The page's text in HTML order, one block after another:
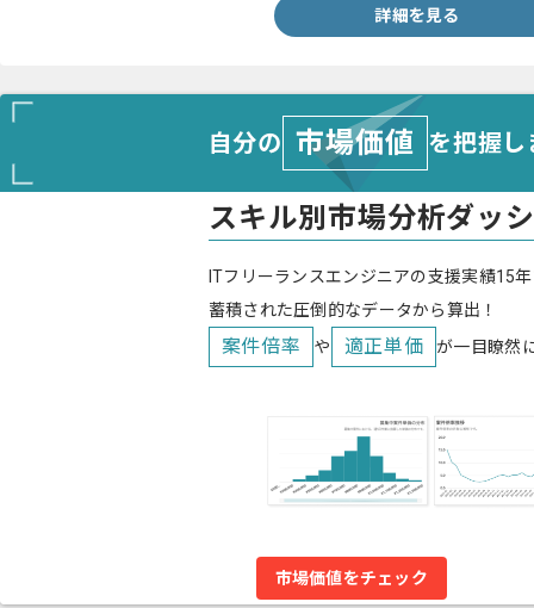
詳細を見る
自分の 市場価値 を把握
スキル別市場分析ダッ
ITフリーランスエンジニアの支援実績15
蓄積された圧倒的なデータから算出！
案件倍率 や 適正単価 が一目瞭然
市場価値をチェック